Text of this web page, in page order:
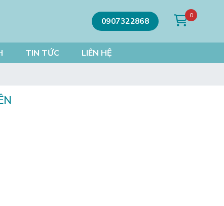
0907322868
0
TIN TỨC LIÊN HỆ